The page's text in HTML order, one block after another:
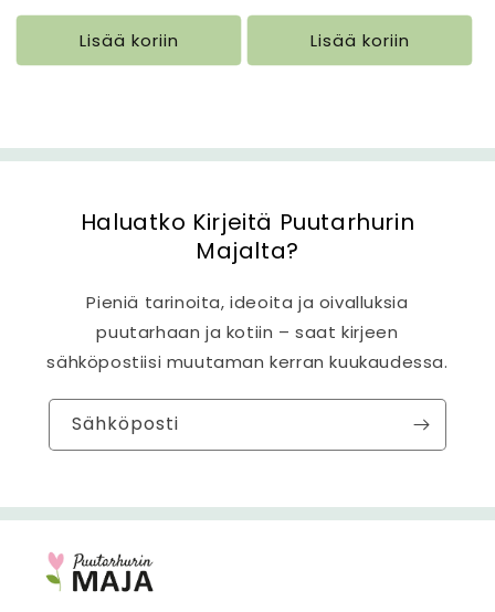
Lisää koriin Lisää koriin
Haluatko Kirjeitä Puutarhurin
Majalta?
Pieniä tarinoita, ideoita ja oivalluksia
puutarhaan ja kotiin – saat kirjeen
sähköpostiisi muutaman kerran kuukaudessa.
Sähköposti